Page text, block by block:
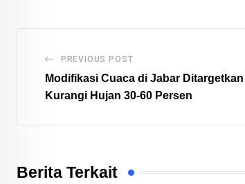
PREVIOUS POST
Modifikasi Cuaca di Jabar
Kurangi Hujan 30-60 Persen
Berita Terkait